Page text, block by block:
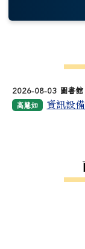
2026-08-03 圖書館
高慧如 資訊設